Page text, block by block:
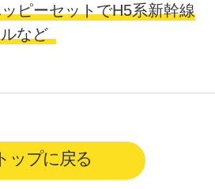
ピーセットでH5系新幹線
など
トップに戻る